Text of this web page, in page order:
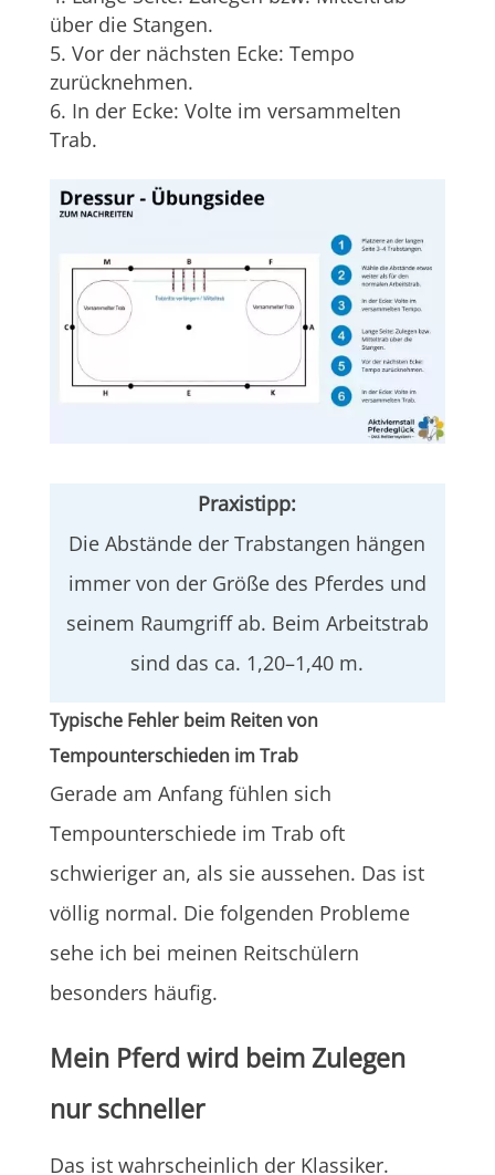
über die Stangen.
Vor der nächsten Ecke: Tempo
zurücknehmen.
In der Ecke: Volte im versammelten
Trab.
Praxistipp:
Die Abstände der Trabstangen hängen
immer von der Größe des Pferdes und
seinem Raumgriff ab. Beim Arbeitstrab
sind das ca. 1,20–1,40 m.
Typische Fehler beim Reiten von
Tempounterschieden im Trab
Gerade am Anfang fühlen sich
Tempounterschiede im Trab oft
schwieriger an, als sie aussehen. Das ist
völlig normal. Die folgenden Probleme
sehe ich bei meinen Reitschülern
besonders häufig.
Mein Pferd wird beim Zulegen
nur schneller
Das ist wahrscheinlich der Klassiker.